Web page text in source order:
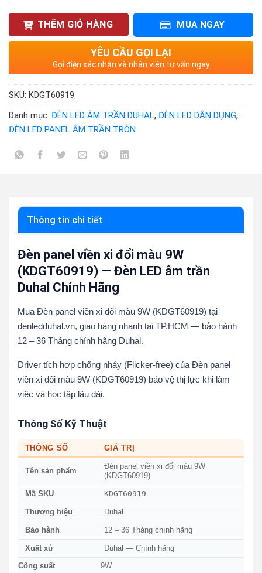
THÊM GIỎ HÀNG MUA NGAY
YÊU CẦU GỌI LẠI
Gọi điện xác nhận và nhân viên tư vấn ngay
SKU: KDGT60919
Danh mục: ĐÈN LED ÂM TRẦN DUHAL, ĐÈN LED DÂN DỤNG,
ĐÈN LED PANEL ÂM TRẦN TRÒN
Thông tin chi tiết
Đèn panel viền xi đổi màu 9W
(KDGT60919) — Đèn LED âm trần
Duhal Chính Hãng
Mua Đèn panel viền xi đổi màu 9W (KDGT60919) tại
denledduhal.vn, giao hàng nhanh tại TP.HCM — bảo hành
12 – 36 Tháng chính hãng Duhal.
Driver tích hợp chống nháy (Flicker-free) của Đèn panel
viền xi đổi màu 9W (KDGT60919) bảo vệ thị lực khi làm
việc và học tập lâu dài.
Thông Số Kỹ Thuật
THÔNG SỐ GIÁ TRỊ
Tên sản phẩm
Đèn panel viền xi đổi màu 9W
(KDGT60919)
Mã SKU KDGT60919
Thương hiệu Duhal
Bảo hành 12 – 36 Tháng chính hãng
Xuất xứ Duhal — Chính hãng
Công suất 9W